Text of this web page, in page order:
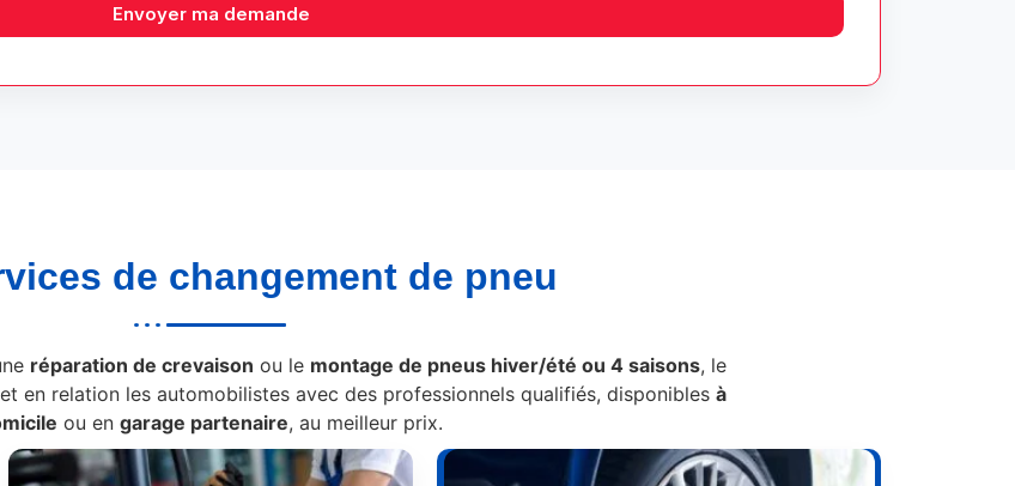
Envoyer ma demande
de changement de pneu
réparation de crevaison ou le montage de pneus hiver/été ou 4 saisons, le
en relation les automobilistes avec des professionnels qualifiés, disponibles à
ou en garage partenaire, au meilleur prix.